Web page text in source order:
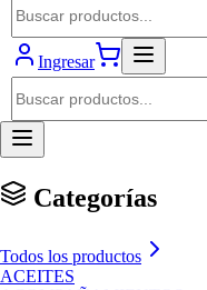
Ingresar
Categorías
Todos los productos
ACEITES